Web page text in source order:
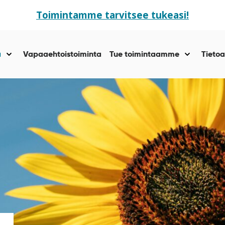
Toimintamme tarvitsee tukeasi!
Näytä
Vapaaehtoistoiminta Tue toimintaamme
Näytä
kohteelle
“Tue
”